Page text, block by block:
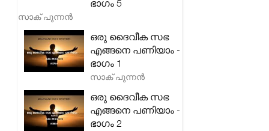
ഭാഗം 5
സാക് പുന്നൻ
ഒരു ദൈവീക സഭ
എങ്ങനെ പണിയാം -
ഭാഗം 1
സാക് പുന്നൻ
ഒരു ദൈവീക സഭ
എങ്ങനെ പണിയാം -
ഭാഗം 2